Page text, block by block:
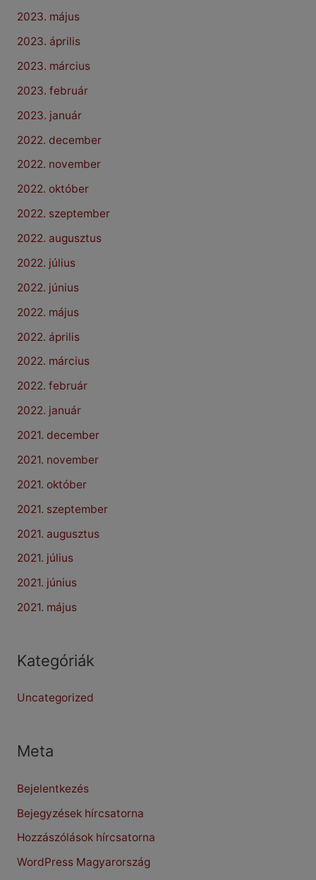
2023. május
2023. április
2023. március
2023. február
2023. január
2022. december
2022. november
2022. október
2022. szeptember
2022. augusztus
2022. július
2022. június
2022. május
2022. április
2022. március
2022. február
2022. január
2021. december
2021. november
2021. október
2021. szeptember
2021. augusztus
2021. július
2021. június
2021. május
Kategóriák
Uncategorized
Meta
Bejelentkezés
Bejegyzések hírcsatorna
Hozzászólások hírcsatorna
WordPress Magyarország